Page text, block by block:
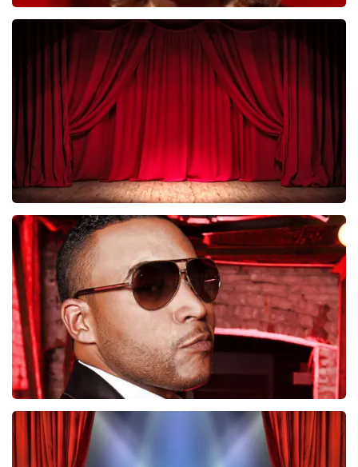
Esther van der Voort
laatste 30 minuten
BESTEL NU
Job Knoester
247laatste 30 minuten
BESTEL NU
Don Omar
224 laatste 30 minuten